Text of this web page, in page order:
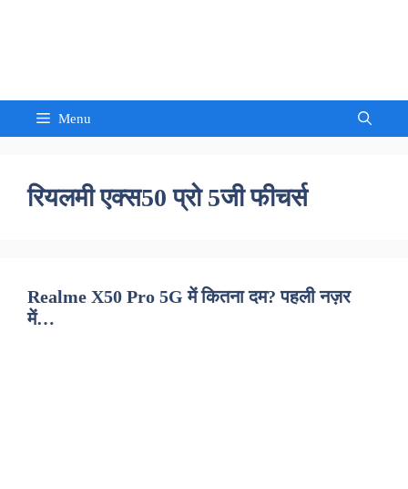
Menu
रियलमी एक्स50 प्रो 5जी फीचर्स
Realme X50 Pro 5G में कितना दम? पहली नज़र
में…